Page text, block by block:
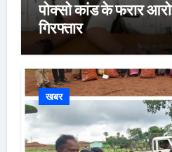
पोक्सो कांड के फरार
गिरफ्तार
खबर